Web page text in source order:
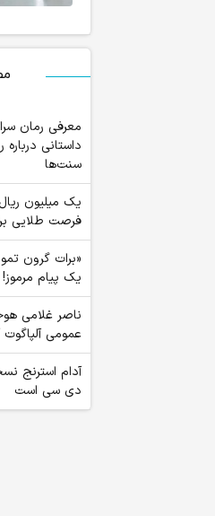
معرفی رمان
داستانی
سنت‌ها
یک میلیون
فرصت طلایی
«برات گرون
یک پیام مرموز!
ناصر غلامی
عمومی
آدام استرنج
دی سی است